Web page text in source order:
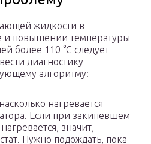
жидкости в
и повышении температуры
более 110 °С следует
диагностику
алгоритму:
нагревается
Если при закипевшем
значит,
Нужно подождать, пока